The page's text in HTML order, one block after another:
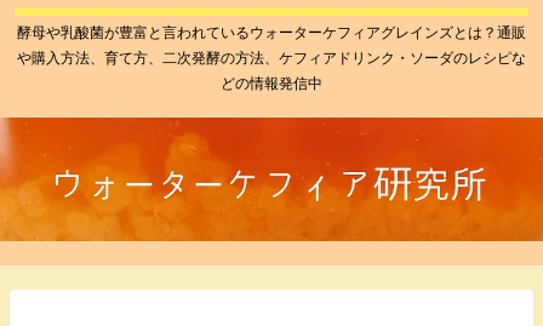
酵母や乳酸菌が豊富と言われているウォーターケフィアグレインズとは？通販
や購入方法、育て方、二次発酵の方法、ケフィアドリンク・ソーダのレシピな
どの情報発信中